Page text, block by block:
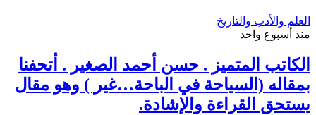
العلم والأدب والتاريخ
منذ أسبوع واحد
الكاتب المتميز . حسن أحمد الصغير . أتحفنا
بمقاله (السياحة في الباحة…غير ) وهو مقال
يستحق القراءة والإشادة.